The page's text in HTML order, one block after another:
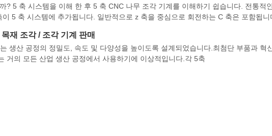
? 5 축 시스템을 이해 한 후 5 축 CNC 나무 조각 기계를 이해하기 쉽습니다. 전통적
5 축 시스템에 추가됩니다. 일반적으로 z 축을 중심으로 회전하는 C 축은 포함됩니
재 조각 / 조각 기계 판매
생산 공정의 정밀도, 속도 및 다양성을 높이도록 설계되었습니다.최첨단 부품과 혁
거의 모든 산업 생산 공정에서 사용하기에 이상적입니다.각 5축